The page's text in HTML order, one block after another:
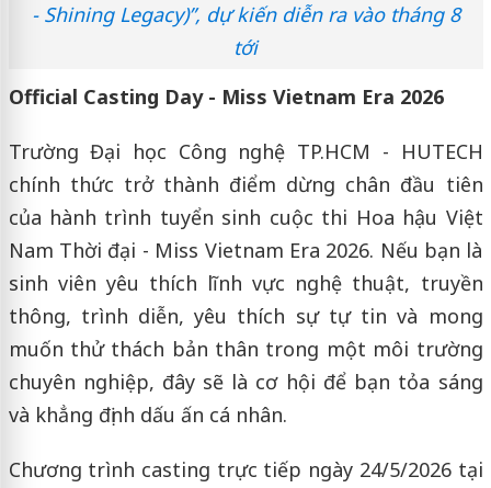
- Shining Legacy)”, dự kiến diễn ra vào tháng 8
tới
Official Casting Day - Miss Vietnam Era 2026
Trường Đại học Công nghệ TP.HCM - HUTECH
chính thức trở thành điểm dừng chân đầu tiên
của hành trình tuyển sinh cuộc thi Hoa hậu Việt
Nam Thời đại - Miss Vietnam Era 2026. Nếu bạn là
sinh viên yêu thích lĩnh vực nghệ thuật, truyền
thông, trình diễn, yêu thích sự tự tin và mong
muốn thử thách bản thân trong một môi trường
chuyên nghiệp, đây sẽ là cơ hội để bạn tỏa sáng
và khẳng định dấu ấn cá nhân.
Chương trình casting trực tiếp ngày 24/5/2026 tại